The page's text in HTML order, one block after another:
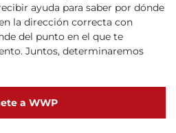
ayuda para saber por dónde
la dirección correcta con
del punto en el que te
Juntos, determinaremos
a WWP